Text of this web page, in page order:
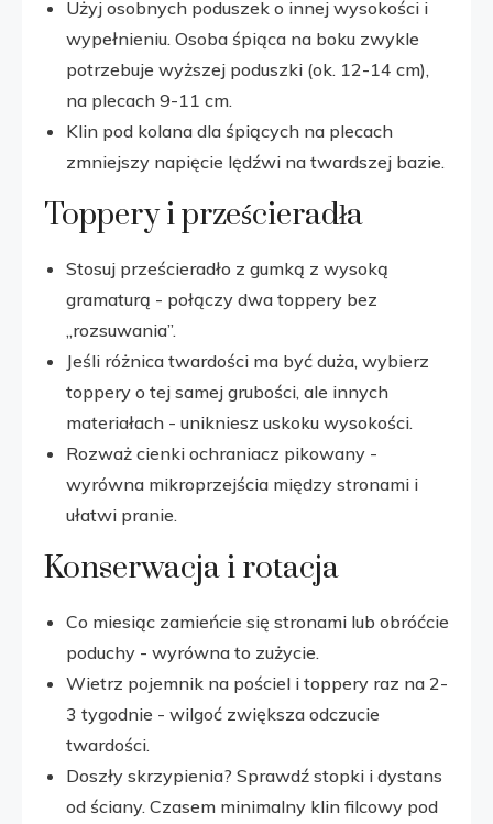
Użyj osobnych poduszek o innej wysokości i
wypełnieniu. Osoba śpiąca na boku zwykle
potrzebuje wyższej poduszki (ok. 12-14 cm),
na plecach 9-11 cm.
Klin pod kolana dla śpiących na plecach
zmniejszy napięcie lędźwi na twardszej bazie.
Toppery i prześcieradła
Stosuj prześcieradło z gumką z wysoką
gramaturą - połączy dwa toppery bez
„rozsuwania”.
Jeśli różnica twardości ma być duża, wybierz
toppery o tej samej grubości, ale innych
materiałach - unikniesz uskoku wysokości.
Rozważ cienki ochraniacz pikowany -
wyrówna mikroprzejścia między stronami i
ułatwi pranie.
Konserwacja i rotacja
Co miesiąc zamieńcie się stronami lub obróćcie
poduchy - wyrówna to zużycie.
Wietrz pojemnik na pościel i toppery raz na 2-
3 tygodnie - wilgoć zwiększa odczucie
twardości.
Doszły skrzypienia? Sprawdź stopki i dystans
od ściany. Czasem minimalny klin filcowy pod